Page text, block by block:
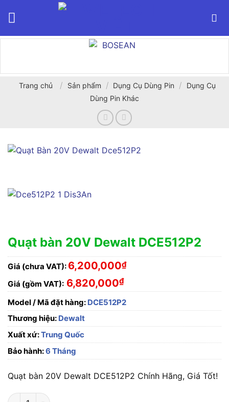
Trang chủ / Sản phẩm / Dụng Cụ Dùng Pin /
Dụng Cụ
Dùng Pin Khác
Quạt bàn 20V Dewalt DCE512P2
Giá (chưa VAT): 6,200,000₫
Giá (gồm VAT): 6,820,000₫
Model / Mã đặt hàng: DCE512P2
Thương hiệu: Dewalt
Xuất xứ:Trung Quốc
Bảo hành:6 Tháng
Quạt bàn 20V Dewalt DCE512P2 Chính Hãng, Giá Tốt!
Quạt bàn 20V Dewalt DCE512P2 số lượng